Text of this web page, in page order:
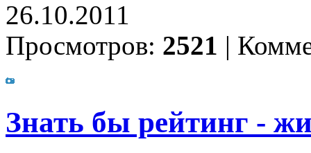
26.10.2011
Просмотров: 2521 |
Знать бы рейтинг -